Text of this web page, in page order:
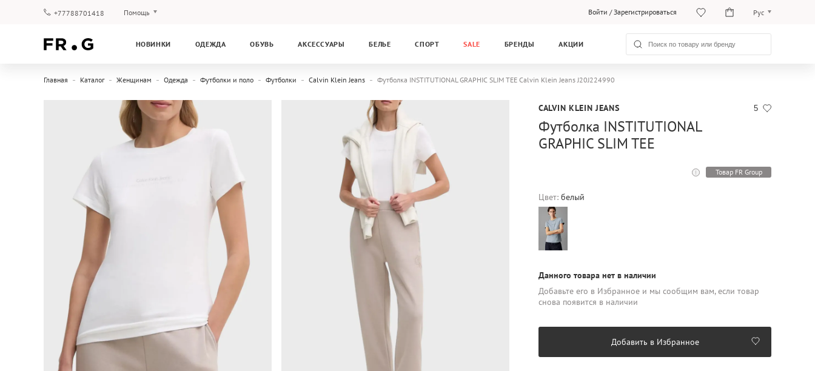
+77788701418 Помощь Войти /Зарегистрироваться Рус
Қаз
НОВИНКИ ОДЕЖДА ОБУВЬ АКСЕССУАРЫ БЕЛЬЕ СПОРТ SALE БРЕНДЫ АКЦИИ
Главная Каталог Женщинам Одежда Футболки и поло Футболки Calvin Klein Jeans Футболка INSTITUTIONAL GRAPHIC SLIM TEE Calvin Klein Jeans J20J224990
5
CALVIN KLEIN JEANS
Футболка INSTITUTIONAL
GRAPHIC SLIM TEE
Товар FR Group
Цвет: белый
Данного товара нет в наличии
Добавьте его в Избранное и мы сообщим вам, если товар
снова появится в наличии
Добавить в Избранное